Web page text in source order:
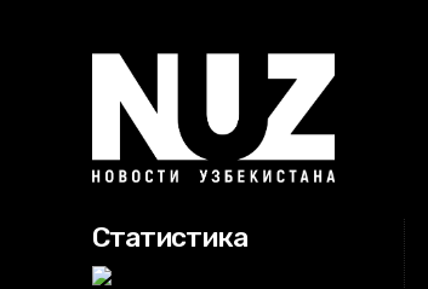
Статистика